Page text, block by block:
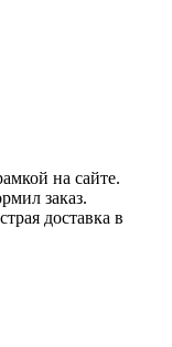
на сайте.
заказ.
доставка в